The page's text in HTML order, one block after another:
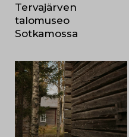
Tervajärven
talomuseo
Sotkamossa